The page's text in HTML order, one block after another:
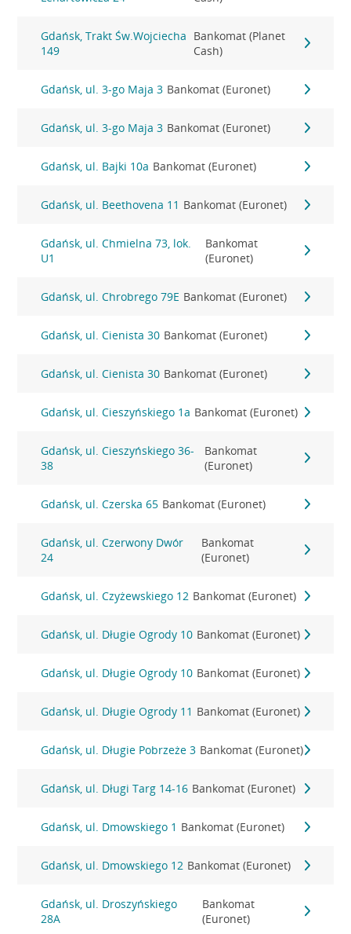
Gdańsk, Trakt Św.Wojciecha
149
Bankomat (Planet
Cash)
Gdańsk, ul. 3-go Maja 3 Bankomat (Euronet)
Gdańsk, ul. 3-go Maja 3 Bankomat (Euronet)
Gdańsk, ul. Bajki 10a Bankomat (Euronet)
Gdańsk, ul. Beethovena 11 Bankomat (Euronet)
Gdańsk, ul. Chmielna 73, lok.
U1
Bankomat
(Euronet)
Gdańsk, ul. Chrobrego 79E Bankomat (Euronet)
Gdańsk, ul. Cienista 30 Bankomat (Euronet)
Gdańsk, ul. Cienista 30 Bankomat (Euronet)
Gdańsk, ul. Cieszyńskiego 1a Bankomat (Euronet)
Gdańsk, ul. Cieszyńskiego 36-
38
Bankomat
(Euronet)
Gdańsk, ul. Czerska 65 Bankomat (Euronet)
Gdańsk, ul. Czerwony Dwór
24
Bankomat
(Euronet)
Gdańsk, ul. Czyżewskiego 12 Bankomat (Euronet)
Gdańsk, ul. Długie Ogrody 10 Bankomat (Euronet)
Gdańsk, ul. Długie Ogrody 10 Bankomat (Euronet)
Gdańsk, ul. Długie Ogrody 11 Bankomat (Euronet)
Gdańsk, ul. Długie Pobrzeże 3 Bankomat (Euronet)
Gdańsk, ul. Długi Targ 14-16 Bankomat (Euronet)
Gdańsk, ul. Dmowskiego 1 Bankomat (Euronet)
Gdańsk, ul. Dmowskiego 12 Bankomat (Euronet)
Gdańsk, ul. Droszyńskiego
28A
Bankomat
(Euronet)